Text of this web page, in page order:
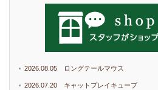
2026.08.05 ロングテールマウス
2026.07.20 キャットプレイキューブ